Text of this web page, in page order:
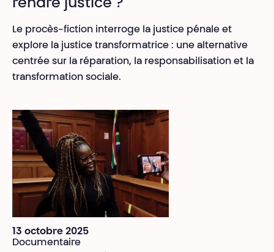
rendre justice ?
Le procès-fiction interroge la justice pénale et
explore la justice transformatrice : une alternative
centrée sur la réparation, la responsabilisation et la
transformation sociale.
13 octobre 2025
Documentaire